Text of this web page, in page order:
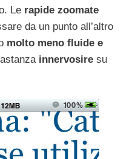
Le rapide zoomate
da un punto all’altro
molto meno fluide e
innervosire su